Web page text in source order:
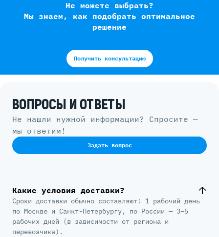
Не можете выбрать?
Мы знаем, как подобрать оптимальное
решение
Получить консультацию
ВОПРОСЫ И ОТВЕТЫ
Не нашли нужной информации? Спросите —
мы ответим!
Задать вопрос
Какие условия доставки?
Сроки доставки обычно составляют: 1 рабочий день
по Москве и Санкт-Петербургу, по России — 3–5
рабочих дней (в зависимости от региона и
перевозчика).